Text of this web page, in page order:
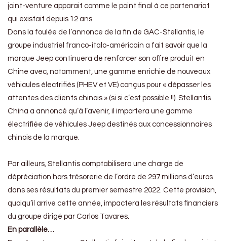
joint-venture apparait comme le point final à ce partenariat
qui existait depuis 12 ans.
Dans la foulée de l’annonce de la fin de GAC-Stellantis, le
groupe industriel franco-italo-américain a fait savoir que la
marque Jeep continuera de renforcer son offre produit en
Chine avec, notamment, une gamme enrichie de nouveaux
véhicules électrifiés (PHEV et VE) conçus pour « dépasser les
attentes des clients chinois » (si si c’est possible !!). Stellantis
China a annoncé qu’à l’avenir, il importera une gamme
électrifiée de véhicules Jeep destinés aux concessionnaires
chinois de la marque.
Par ailleurs, Stellantis comptabilisera une charge de
dépréciation hors trésorerie de l’ordre de 297 millions d’euros
dans ses résultats du premier semestre 2022. Cette provision,
quoiqu’il arrive cette année, impactera les résultats financiers
du groupe dirigé par Carlos Tavares.
En parallèle…